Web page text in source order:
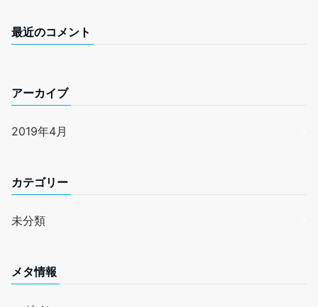
最近のコメント
アーカイブ
2019年4月
カテゴリー
未分類
メタ情報